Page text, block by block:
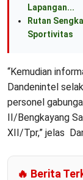
Lapangan...
Rutan
Sportivitas
“Kemudian
Dandenintel
personel
II/Bengkayang
XII/Tpr,” jelas
🔥 Berita